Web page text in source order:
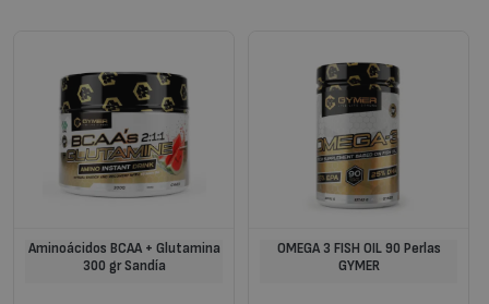
Aminoácidos BCAA + Glutamina
300 gr Sandía
OMEGA 3 FISH OIL 90 Perlas
GYMER